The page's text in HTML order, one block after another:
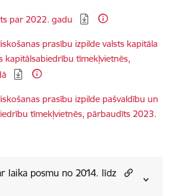
par 2022. gadu
prasību izpilde valsts kapitāla
kapitālsabiedrību tīmekļvietnēs,
prasību izpilde pašvaldību un
tīmekļvietnēs, pārbaudīts 2023.
laika posmu no 2014. līdz